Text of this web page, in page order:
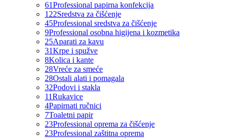
61Professional papirna konfekcija
122Sredstva za čišćenje
45Professional sredstva za čišćenje
9Professional osobna higijena i kozmetika
25Aparati za kavu
31Krpe i spužve
8Kolica i kante
28Vreće za smeće
28Ostali alati i pomagala
32Podovi i stakla
11Rukavice
4Papirnati ručnici
7Toaletni papir
23Professional oprema za čišćenje
23Professional zaštitna oprema